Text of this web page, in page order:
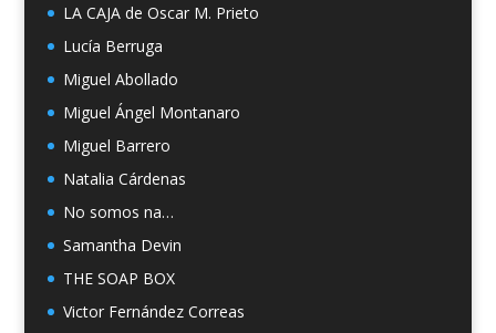
LA CAJA de Oscar M. Prieto
Lucía Berruga
Miguel Abollado
Miguel Ángel Montanaro
Miguel Barrero
Natalia Cárdenas
No somos na…
Samantha Devin
THE SOAP BOX
Victor Fernández Correas